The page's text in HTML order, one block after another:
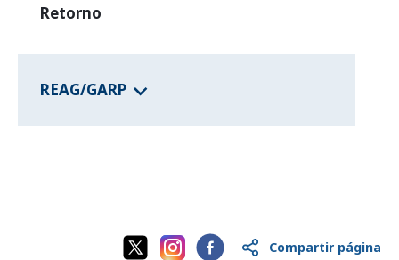
Retorno
REAG/GARP
Compartir página